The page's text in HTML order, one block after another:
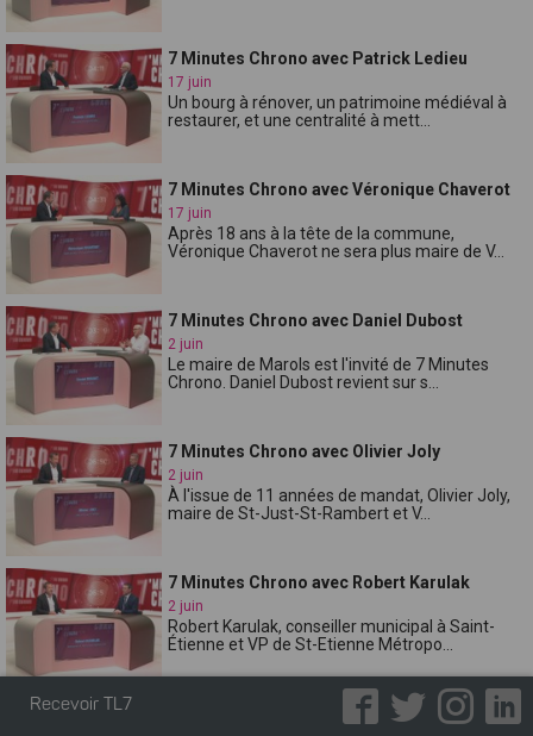
7 Minutes Chrono avec Patrick Ledieu
17 juin
Un bourg à rénover, un patrimoine médiéval à
restaurer, et une centralité à mett...
7 Minutes Chrono avec Véronique Chaverot
17 juin
Après 18 ans à la tête de la commune,
Véronique Chaverot ne sera plus maire de V...
7 Minutes Chrono avec Daniel Dubost
2 juin
Le maire de Marols est l'invité de 7 Minutes
Chrono. Daniel Dubost revient sur s...
7 Minutes Chrono avec Olivier Joly
2 juin
À l'issue de 11 années de mandat, Olivier Joly,
maire de St-Just-St-Rambert et V...
7 Minutes Chrono avec Robert Karulak
2 juin
Robert Karulak, conseiller municipal à Saint-
Étienne et VP de St-Etienne Métropo...
7 Minutes Chrono avec Lionel Boucher
Recevoir TL7